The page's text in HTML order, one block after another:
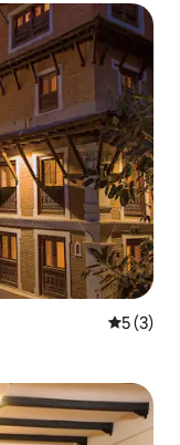
평점 5점
5 (3)